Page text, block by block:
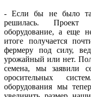
- Если бы не было
решилась. Проект
оборудование, а еще
итоге получается
фермеру под силу,
урожайный или нет.
семена, мы заявили
оросительных
оборудования мы